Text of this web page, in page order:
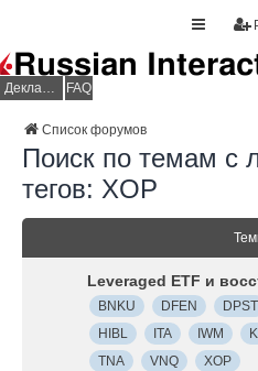
Декларация НДФЛ FAQ
Список форумов
Поиск по темам с
тегов: XOP
Leveraged ETF и
BNKU DFEN DPST
HIBL
ITA IWM
TNA
VNQ XOP